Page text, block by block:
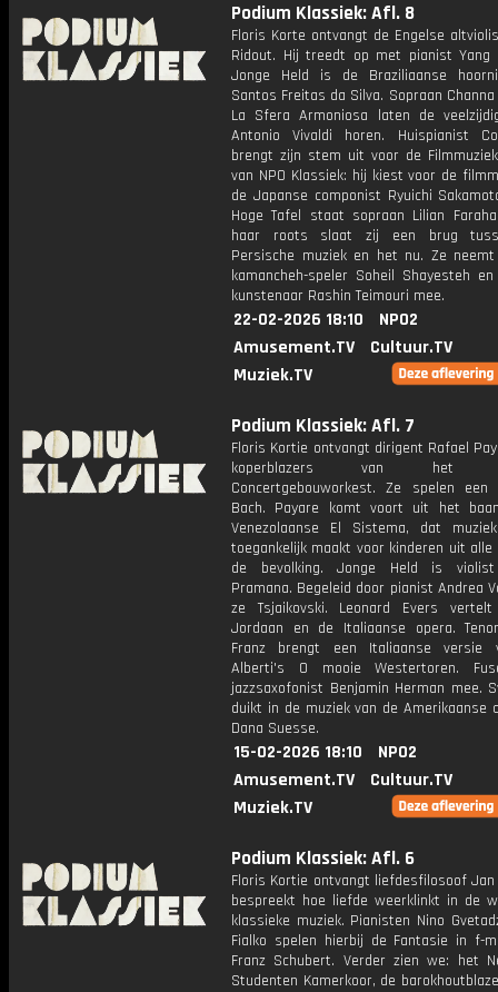
Podium Klassiek: Afl. 8
Floris Korte ontvangt de Engelse
Ridout. Hij treedt op met pianist Yang
Jonge Held is de Braziliaanse
Santos Freitas da Silva. Sopraan
La Sfera Armoniosa laten de
Antonio Vivaldi horen. Huispianist
brengt zijn stem uit voor de
van NPO Klassiek: hij kiest voor de
de Japanse componist Ryuichi
Hoge Tafel staat sopraan Lilian
haar roots slaat zij een brug
Persische muziek en het nu. Ze
kamancheh-speler Soheil Shayesteh
kunstenaar Rashin Teimouri mee.
22-02-2026 18:10
NPO2
Amusement.TV
Cultuur.TV
Muziek.TV
Podium Klassiek: Afl. 7
Floris Kortie ontvangt dirigent Rafael
koperblazers van het
Concertgebouworkest. Ze spelen
Bach. Payare komt voort uit het
Venezolaanse El Sistema, dat
toegankelijk maakt voor kinderen uit alle
de bevolking. Jonge Held is violist
Pramana. Begeleid door pianist Andrea
ze Tsjaikovski. Leonard Evers
Jordaan en de Italiaanse opera.
Franz brengt een Italiaanse versie
Alberti's O mooie Westertoren.
jazzsaxofonist Benjamin Herman mee.
duikt in de muziek van de Amerikaanse
Dana Suesse.
15-02-2026 18:10
NPO2
Amusement.TV
Cultuur.TV
Muziek.TV
Podium Klassiek: Afl. 6
Floris Kortie ontvangt liefdesfilosoof
bespreekt hoe liefde weerklinkt in de
klassieke muziek. Pianisten Nino
Fialko spelen hierbij de Fantasie in f-
Franz Schubert. Verder zien we: het
Studenten Kamerkoor, de